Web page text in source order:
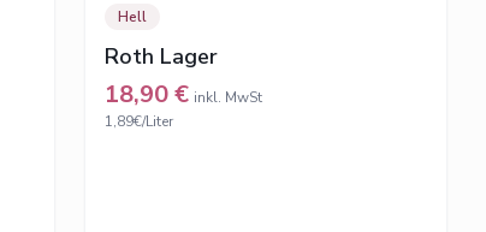
Hell
Roth Lager
18,90€ inkl. MwSt
1,89€/Liter